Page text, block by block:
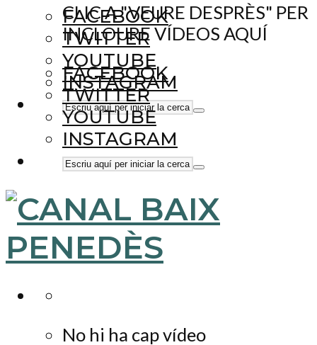
FACEBOOK
TWITTER
YOUTUBE
INSTAGRAM
CLIC A "VEURE DESPRÈS" PER
INCLOURE VÍDEOS AQUÍ
FACEBOOK
TWITTER
YOUTUBE
INSTAGRAM
No hi ha cap vídeo